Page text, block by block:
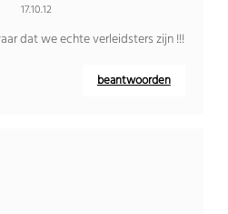
17.10.12
dat we echte verleidsters zijn !!!
beantwoorden